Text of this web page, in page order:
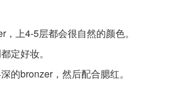
上4-5层都会很自然的颜色。
定好妆。
的bronzer，然后配合腮红。